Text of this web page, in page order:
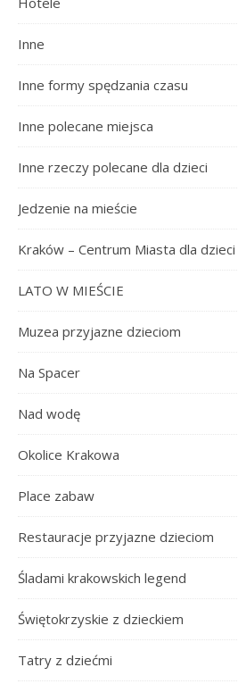
Inne
Inne formy spędzania czasu
Inne polecane miejsca
Inne rzeczy polecane dla dzieci
Jedzenie na mieście
Kraków – Centrum Miasta dla dzieci
LATO W MIEŚCIE
Muzea przyjazne dzieciom
Na Spacer
Nad wodę
Okolice Krakowa
Place zabaw
Restauracje przyjazne dzieciom
Śladami krakowskich legend
Świętokrzyskie z dzieckiem
Tatry z dziećmi